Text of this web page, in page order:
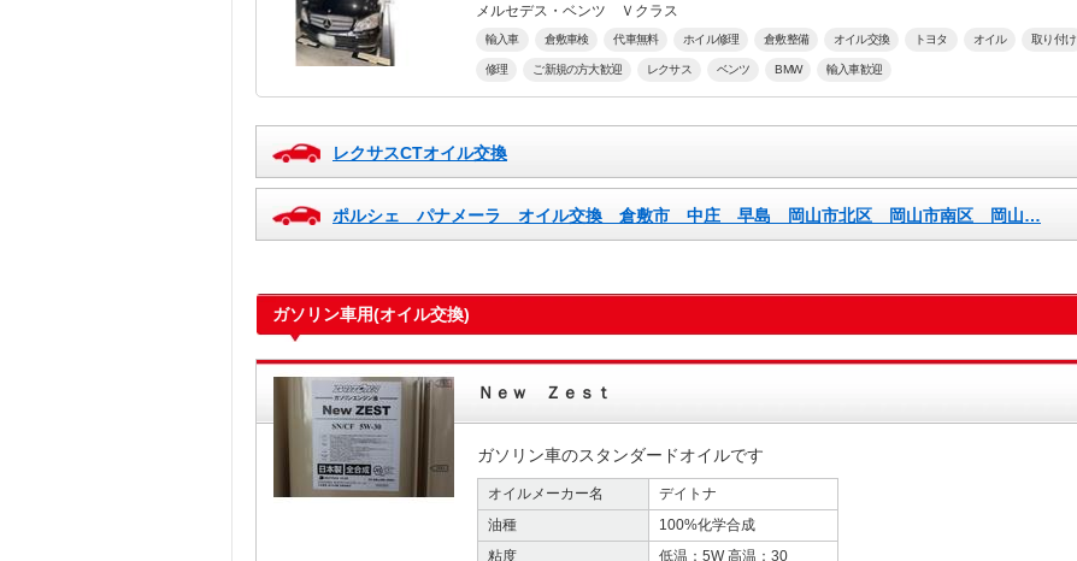
メルセデス・ベンツ Ｖクラス
輸入車 倉敷車検 代車無料 ホイル修理 倉敷整備 オイル交換 トヨタ オイル 取り付け
修理 ご新規の方大歓迎 レクサス ベンツ BMW 輸入車歓迎
レクサスCTオイル交換
ポルシェ パナメーラ オイル交換 倉敷市 中庄 早島 岡山市北区 岡山市南区 岡山…
ガソリン車用(オイル交換)
Ｎｅｗ Ｚｅｓｔ
ガソリン車のスタンダードオイルです
オイルメーカー名
デイトナ
油種
100%化学合成
粘度
低温：5W 高温：30